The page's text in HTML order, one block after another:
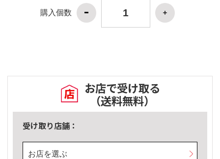
購入個数
お店で受け取る
（送料無料）
受け取り店舗：
お店を選ぶ